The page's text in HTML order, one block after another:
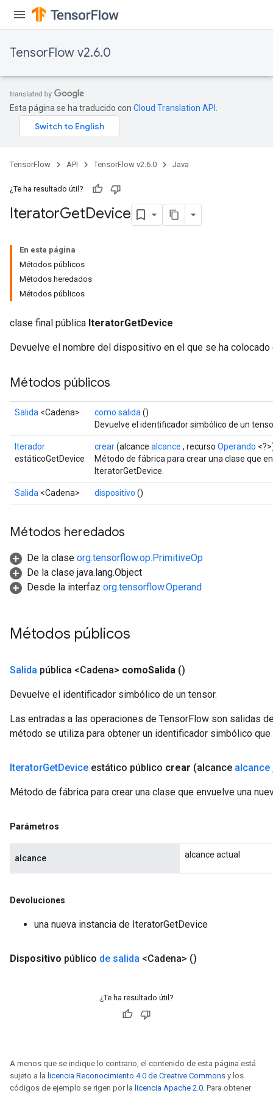
TensorFlow v2.6.0
Esta página se ha traducido con Cloud Translation API
TensorFlow API TensorFlow v2.6.0 Java
¿Te ha resultado útil?
IteratorGetDevice
En esta página
Métodos públicos
Métodos heredados
Métodos públicos
clase final pública IteratorGetDevice
Devuelve el nombre del dispositivo en el que se ha colocado
Métodos públicos
Salida <Cadena> como salida ()
Devuelve el identificador simbólico de un
Iterador
estáticoGetDevice
crear(alcance alcance , recurso Operando
Método de fábrica para crear una clase que
IteratorGetDevice.
Salida <Cadena> dispositivo ()
Métodos heredados
De la clase org.tensorflow.op.PrimitiveOp
De la clase java.lang.Object
Desde la interfaz org.tensorflow.Operand
Métodos públicos
Salida pública <Cadena> comoSalida ()
Devuelve el identificador simbólico de un tensor.
Las entradas a las operaciones de TensorFlow son salidas
método se utiliza para obtener un identificador simbólico
IteratorGetDevice estático público crear (alcance alcance
Método de fábrica para crear una clase que envuelve una
Parámetros
alcance alcance actual
Devoluciones
una nueva instancia de IteratorGetDevice
Dispositivo público de salida <Cadena> ()
¿Te ha resultado útil?
A menos que se indique lo contrario, el contenido de esta página está
sujeto a la licencia Reconocimiento 4.0 de Creative Commons y los
códigos de ejemplo se rigen por la licencia Apache 2.0. Para obtener